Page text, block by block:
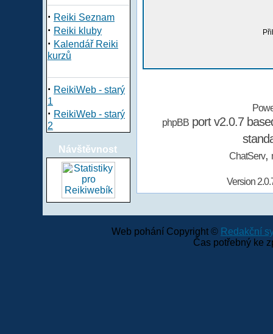
· Reiki Seznam
· Reiki kluby
· Kalendář Reiki
kurzů
· ReikiWeb - starý
1
· ReikiWeb - starý
2
Návštěvnost
phpBBport v2.0.7
ChatServ,
Version
Web pohání Copyright © Redakční
Čas potřebný ke